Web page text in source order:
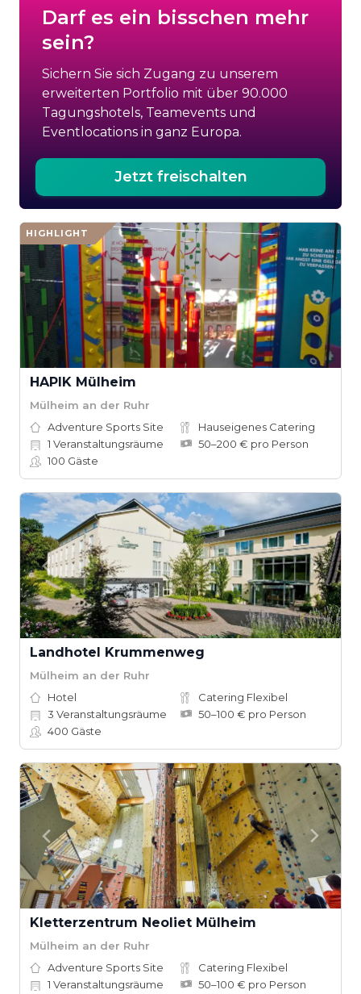
Darf es ein bisschen mehr
sein?
Sichern Sie sich Zugang zu unserem
erweiterten Portfolio mit über 90.000
Tagungshotels, Teamevents und
Eventlocations in ganz Europa.
Jetzt freischalten
HIGHLIGHT
HAPIK Mülheim
Mülheim an der Ruhr
Adventure Sports Site
Hauseigenes Catering
1 Veranstaltungsräume
50–200 € pro Person
100 Gäste
Landhotel Krummenweg
Mülheim an der Ruhr
Hotel
Catering Flexibel
3 Veranstaltungsräume
50–100 € pro Person
400 Gäste
Kletterzentrum Neoliet Mülheim
Mülheim an der Ruhr
Adventure Sports Site
Catering Flexibel
1 Veranstaltungsräume
50–100 € pro Person